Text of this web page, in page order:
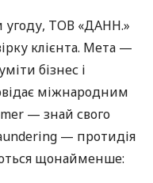
угоду, ТОВ «ДАНН.»
клієнта. Мета —
бізнес і
міжнародним
— знай свого
— протидія
щонайменше: